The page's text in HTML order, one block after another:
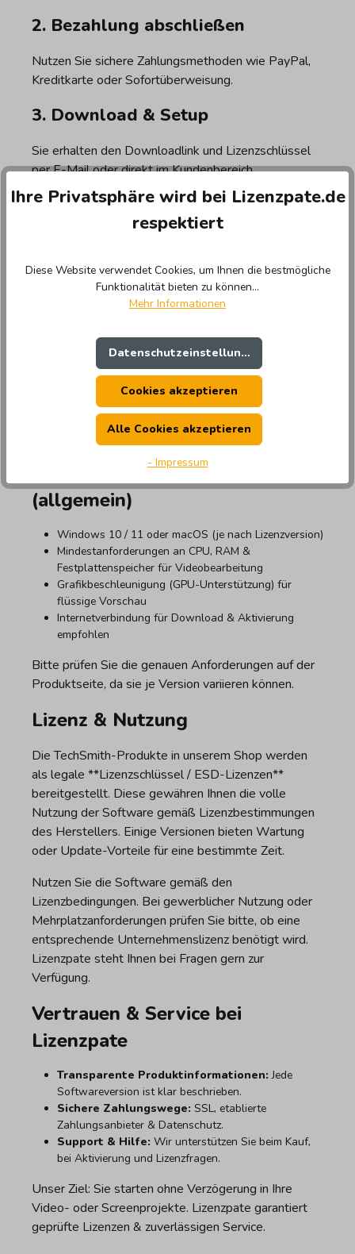
2. Bezahlung abschließen
Nutzen Sie sichere Zahlungsmethoden wie PayPal,
Kreditkarte oder Sofortüberweisung.
3. Download & Setup
Sie erhalten den Downloadlink und Lizenzschlüssel
per E-Mail oder direkt im Kundenbereich.
4. Aktivierung
freizuschalten.
Tipp: Bewahren Sie Ihren Lizenzschlüssel gut auf. Für
Ob Sie Schulungsvideos produzieren, Tutorials
erstellen oder Bildschirminhalte aufnehmen möchten
– bei Lizenzpate finden Sie TechSmith-Produkte, die
ideal zu Ihren Anforderungen passen.
Systemanforderungen
(allgemein)
Windows 10 / 11 oder macOS (je nach Lizenzversion)
Mindestanforderungen an CPU, RAM &
Festplattenspeicher für Videobearbeitung
Grafikbeschleunigung (GPU-Unterstützung) für
flüssige Vorschau
Internetverbindung für Download & Aktivierung
empfohlen
Bitte prüfen Sie die genauen Anforderungen auf der
Produktseite, da sie je Version variieren können.
Lizenz & Nutzung
Die TechSmith-Produkte in unserem Shop werden
als legale **Lizenzschlüssel / ESD-Lizenzen**
bereitgestellt. Diese gewähren Ihnen die volle
Nutzung der Software gemäß Lizenzbestimmungen
des Herstellers. Einige Versionen bieten Wartung
oder Update-Vorteile für eine bestimmte Zeit.
Nutzen Sie die Software gemäß den
Lizenzbedingungen. Bei gewerblicher Nutzung oder
Mehrplatzanforderungen prüfen Sie bitte, ob eine
entsprechende Unternehmenslizenz benötigt wird.
Lizenzpate steht Ihnen bei Fragen gern zur
Verfügung.
Vertrauen & Service bei
Lizenzpate
Transparente Produktinformationen: Jede
Softwareversion ist klar beschrieben.
Sichere Zahlungswege: SSL, etablierte
Zahlungsanbieter & Datenschutz.
Support & Hilfe: Wir unterstützen Sie beim Kauf,
bei Aktivierung und Lizenzfragen.
Unser Ziel: Sie starten ohne Verzögerung in Ihre
Video- oder Screenprojekte. Lizenzpate garantiert
geprüfte Lizenzen & zuverlässigen Service.
Ihre Privatsphäre wird bei Lizenzpate.de
respektiert
Diese Website verwendet Cookies, um Ihnen die bestmögliche
Funktionalität bieten zu können...
Mehr Informationen
Datenschutzeinstellungen
Cookies akzeptieren
Alle Cookies akzeptieren
- Impressum